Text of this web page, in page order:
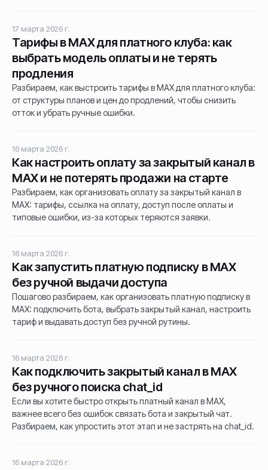
17 марта 2026 г.
Тарифы в MAX для платного клуба: как
выбрать модель оплаты и не терять
продления
Разбираем, как выстроить тарифы в MAX для платного клуба:
от структуры планов и цен до продлений, чтобы снизить
отток и убрать ручные ошибки.
16 марта 2026 г.
Как настроить оплату за закрытый канал в
MAX и не потерять продажи на старте
Разбираем, как организовать оплату за закрытый канал в
MAX: тарифы, ссылка на оплату, доступ после оплаты и
типовые ошибки, из-за которых теряются заявки.
16 марта 2026 г.
Как запустить платную подписку в MAX
без ручной выдачи доступа
Пошагово разбираем, как организовать платную подписку в
MAX: подключить бота, выбрать закрытый канал, настроить
тариф и выдавать доступ без ручной рутины.
16 марта 2026 г.
Как подключить закрытый канал в MAX
без ручного поиска chat_id
Если вы хотите быстро открыть платный канал в MAX,
важнее всего без ошибок связать бота и закрытый чат.
Разбираем, как упростить этот этап и не застрять на chat_id.
16 марта 2026 г.